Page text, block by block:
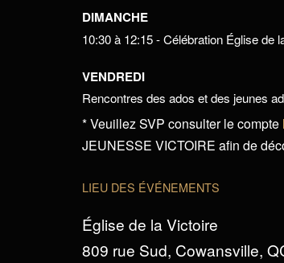
DIMANCHE
10:30 à 12:15 - Célébration Église de
VENDREDI
Rencontres des ados et des jeunes
* Veuillez SVP consulter le compte
JEUNESSE VICTOIRE afin de
LIEU DES ÉVÉNEMENTS
Église de la Victoire
809 rue Sud, Cowansville,